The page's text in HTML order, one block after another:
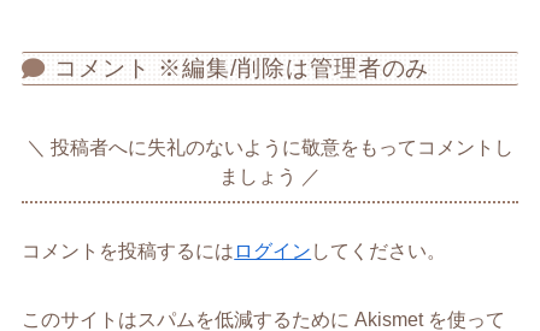
コメント ※編集/削除は管理者のみ
投稿者へに失礼のないように敬意をもってコメントし
ましょう
コメントを投稿するには ログイン してください。
このサイトはスパムを低減するために Akismet を使って